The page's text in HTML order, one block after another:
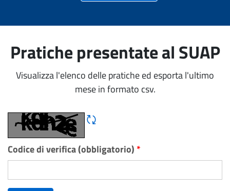
Pratiche presentate al SUAP
Visualizza l'elenco delle pratiche ed esporta l'ultimo
mese in formato csv.
Rigene CAPTCHA
Codice di verifica (obbligatorio) *